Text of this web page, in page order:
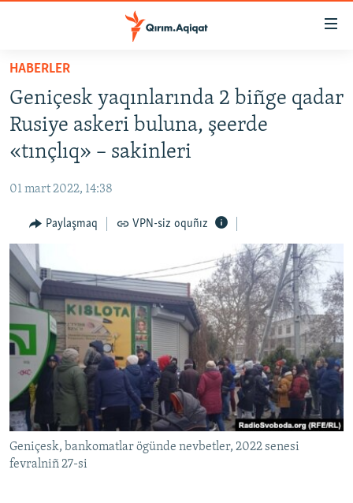
Esas
qaytmaq
Baş
navigatsiyağa
qaytmaq
Qıdıruvğa
SİYASET
İQTİSADİYAT
MEDENİYET
İNSAN AQLARI
VİDEO
SÜRET
BLOGLAR
FİKİR
Русский
Українською
QOŞULIÑIZ!
HABERLER
Geniçesk yaqınlarında 2 biñge qadar
Rusiye askeri buluna, şeerde
«tınçlıq» – sakinleri
01 mart 2022, 14:38
Paylaşmaq VPN-siz oquñız
Geniçesk, bankomatlar ögünde nevbetler, 2022 senesi
fevralniñ 27-si